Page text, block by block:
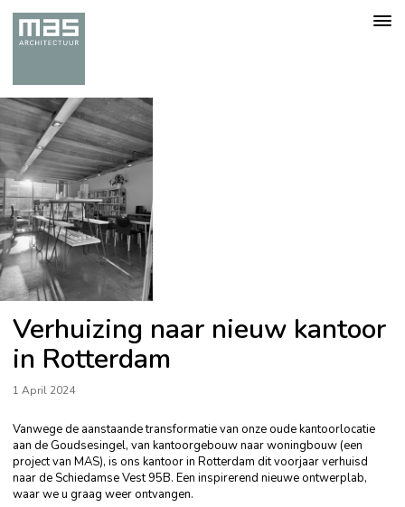
Verhuizing naar nieuw kantoor
in Rotterdam
1 April 2024
Vanwege de aanstaande transformatie van onze oude kantoorlocatie
aan de Goudsesingel, van kantoorgebouw naar woningbouw (een
project van MAS), is ons kantoor in Rotterdam dit voorjaar verhuisd
naar de Schiedamse Vest 95B. Een inspirerend nieuwe ontwerplab,
waar we u graag weer ontvangen.